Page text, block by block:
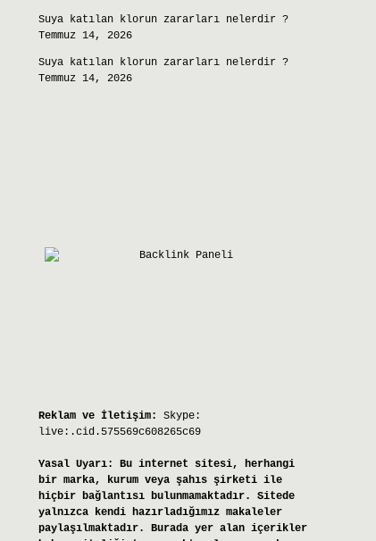
Suya katılan klorun zararları nelerdir ?
Temmuz 14, 2026
Suya katılan klorun zararları nelerdir ?
Temmuz 14, 2026
Reklam ve İletişim:
Skype:
live:.cid.575569c608265c69
Yasal Uyarı:
Bu internet sitesi, herhangi
bir marka, kurum veya şahıs şirketi ile
hiçbir bağlantısı bulunmamaktadır. Sitede
yalnızca kendi hazırladığımız makaleler
paylaşılmaktadır. Burada yer alan içerikler